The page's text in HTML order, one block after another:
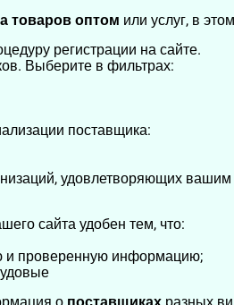
товаров оптом или услуг, в
регистрации на сайте.
Выберите в фильтрах:
поставщика:
удовлетворяющих
сайта удобен тем, что:
и проверенную информацию;